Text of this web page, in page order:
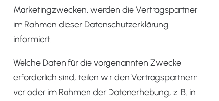
Marketingzwecken, werden die Vertragspartner
im Rahmen dieser Datenschutzerklärung
informiert.
Welche Daten für die vorgenannten Zwecke
erforderlich sind, teilen wir den Vertragspartnern
vor oder im Rahmen der Datenerhebung, z. B. in